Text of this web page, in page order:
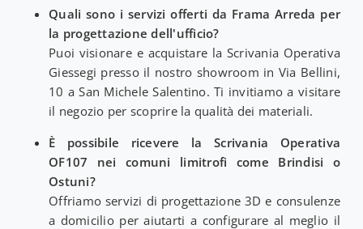
Quali sono i servizi offerti da Frama Arreda per
la progettazione dell'ufficio?
Puoi visionare e acquistare la Scrivania Operativa
Giessegi presso il nostro showroom in Via Bellini,
10 a San Michele Salentino. Ti invitiamo a visitare
il negozio per scoprire la qualità dei materiali.
È possibile ricevere la Scrivania Operativa
OF107 nei comuni limitrofi come Brindisi o
Ostuni?
Offriamo servizi di progettazione 3D e consulenze
a domicilio per aiutarti a configurare al meglio il